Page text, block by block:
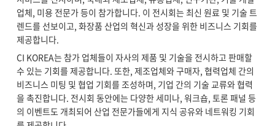
업체, 미용 전문가 등이 참가합니다. 이 전시회는 최신 원료 및 기술 트
렌드를 선보이고, 화장품 산업의 혁신과 성장을 위한 비즈니스 기회를
제공합니다.
CI KOREA는 참가 업체들이 자사의 제품 및 기술을 전시하고 판매할
수 있는 기회를 제공합니다. 또한, 제조업체와 구매자, 협력업체 간의
비즈니스 미팅 및 협업 기회를 조성하며, 기업 간의 기술 교류와 협력
을 촉진합니다. 전시회 동안에는 다양한 세미나, 워크숍, 토론 패널 등
의 이벤트도 개최되어 산업 전문가들에게 지식 공유와 네트워킹 기회